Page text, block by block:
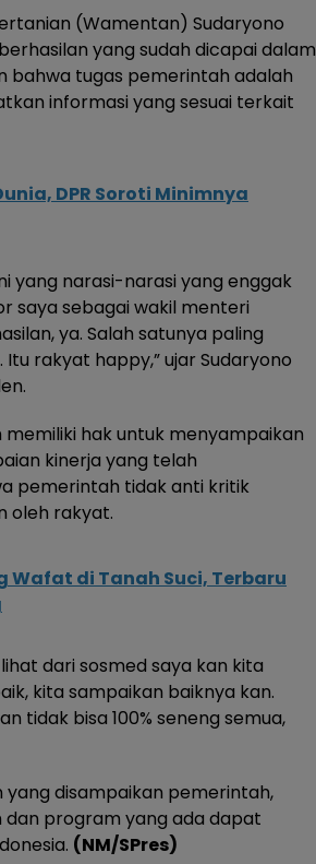
(Wamentan) Sudaryono
yang sudah dicapai dalam
bahwa tugas pemerintah adalah
informasi yang sesuai terkait
DPR Soroti Minimnya
yang narasi-narasi yang enggak
saya sebagai wakil menteri
ya. Salah satunya paling
rakyat happy,” ujar Sudaryono
hak untuk menyampaikan
kinerja yang telah
pemerintah tidak anti kritik
oleh rakyat.
Wafat di Tanah Suci, Terbaru
dari sosmed saya kan kita
kita sampaikan baiknya kan.
tidak bisa 100% seneng semua,
disampaikan pemerintah,
program yang ada dapat
(NM/SPres)